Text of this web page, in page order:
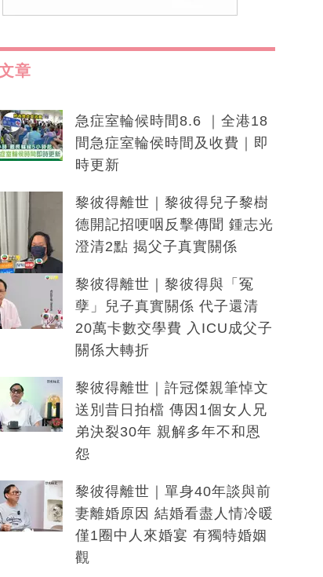
章
急症室輪候時間8.6 ｜全港18
間急症室輪侯時間及收費｜即
時更新
黎彼得離世｜黎彼得兒子黎樹
德開記招哽咽反擊傳聞 鍾志光
澄清2點 揭父子真實關係
黎彼得離世｜黎彼得與「冤
孽」兒子真實關係 代子還清
20萬卡數交學費 入ICU成父子
關係大轉折
黎彼得離世｜許冠傑親筆悼文
送別昔日拍檔 傳因1個女人兄
弟決裂30年 親解多年不和恩
怨
黎彼得離世｜單身40年談與前
妻離婚原因 結婚看盡人情冷暖
僅1圈中人來婚宴 有獨特婚姻
觀